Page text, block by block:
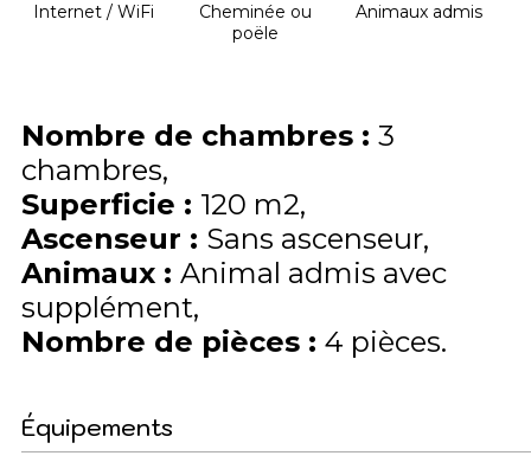
Internet / WiFi
Cheminée ou
poële
Animaux admis
Nombre de chambres : 3
chambres
Superficie : 120 m2
Ascenseur : Sans ascenseur
Animaux : Animal admis avec
supplément
Nombre de pièces : 4 pièces
Équipements